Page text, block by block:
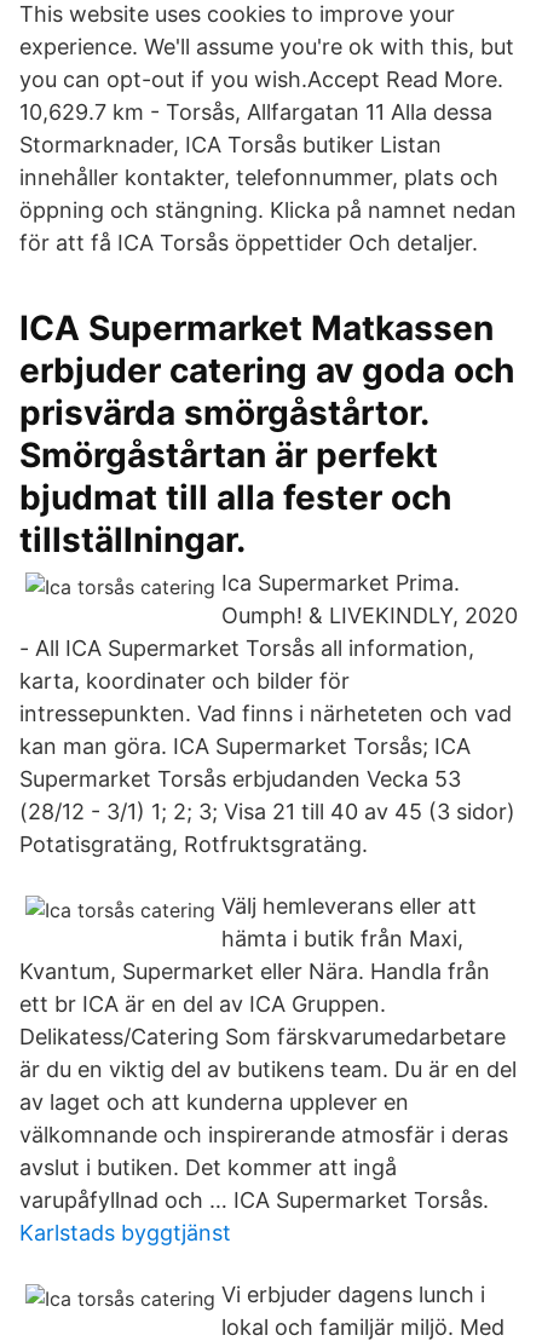
This website uses cookies to improve your
experience. We'll assume you're ok with this, but
you can opt-out if you wish.Accept Read More.
10,629.7 km - Torsås, Allfargatan 11 Alla dessa
Stormarknader, ICA Torsås butiker Listan
innehåller kontakter, telefonnummer, plats och
öppning och stängning. Klicka på namnet nedan
för att få ICA Torsås öppettider Och detaljer.
ICA Supermarket Matkassen
erbjuder catering av goda och
prisvärda smörgåstårtor.
Smörgåstårtan är perfekt
bjudmat till alla fester och
tillställningar.
Ica Supermarket Prima.
Oumph! & LIVEKINDLY, 2020
- All ICA Supermarket Torsås all information,
karta, koordinater och bilder för
intressepunkten. Vad finns i närheteten och vad
kan man göra. ICA Supermarket Torsås; ICA
Supermarket Torsås erbjudanden Vecka 53
(28/12 - 3/1) 1; 2; 3; Visa 21 till 40 av 45 (3 sidor)
Potatisgratäng, Rotfruktsgratäng.
Välj hemleverans eller att
hämta i butik från Maxi,
Kvantum, Supermarket eller Nära. Handla från
ett br ICA är en del av ICA Gruppen.
Delikatess/Catering Som färskvarumedarbetare
är du en viktig del av butikens team. Du är en del
av laget och att kunderna upplever en
välkomnande och inspirerande atmosfär i deras
avslut i butiken. Det kommer att ingå
varupåfyllnad och … ICA Supermarket Torsås.
Karlstads byggtjänst
Vi erbjuder dagens lunch i
lokal och familjär miljö. Med